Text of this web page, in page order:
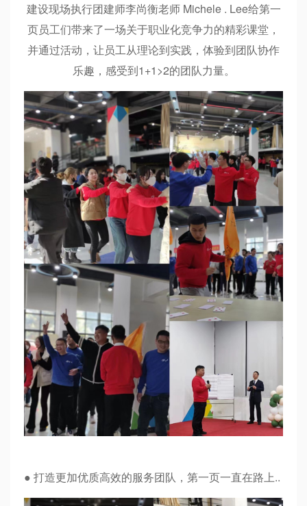
建设现场执行团建师李尚衡老师 Michele . Lee给第一
页员工们带来了一场关于职业化竞争力的精彩课堂，
并通过活动，让员工从理论到实践，体验到团队协作
乐趣，感受到1+1>2的团队力量。
● 打造更加优质高效的服务团队，第一页一直在路上..